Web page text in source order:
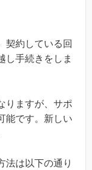
契約している回
し手続きをしま
りますが、サポ
能です。新しい
法は以下の通り